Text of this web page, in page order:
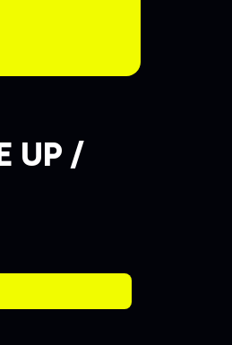
UP /